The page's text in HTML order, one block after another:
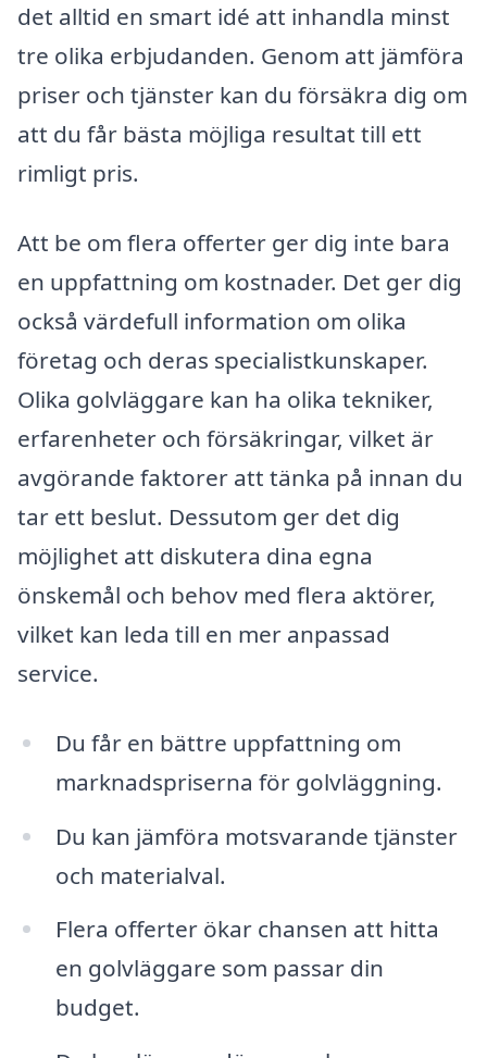
det alltid en smart idé att inhandla minst
tre olika erbjudanden. Genom att jämföra
priser och tjänster kan du försäkra dig om
att du får bästa möjliga resultat till ett
rimligt pris.
Att be om flera offerter ger dig inte bara
en uppfattning om kostnader. Det ger dig
också värdefull information om olika
företag och deras specialistkunskaper.
Olika golvläggare kan ha olika tekniker,
erfarenheter och försäkringar, vilket är
avgörande faktorer att tänka på innan du
tar ett beslut. Dessutom ger det dig
möjlighet att diskutera dina egna
önskemål och behov med flera aktörer,
vilket kan leda till en mer anpassad
service.
Du får en bättre uppfattning om
marknadspriserna för golvläggning.
Du kan jämföra motsvarande tjänster
och materialval.
Flera offerter ökar chansen att hitta
en golvläggare som passar din
budget.